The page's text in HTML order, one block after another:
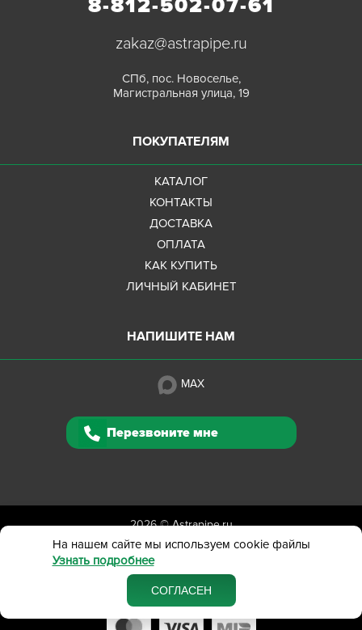
8-812-502-07-61
zakaz@astrapipe.ru
СПб, пос. Новоселье,
Магистральная улица, 19
ПОКУПАТЕЛЯМ
КАТАЛОГ
КОНТАКТЫ
ДОСТАВКА
ОПЛАТА
КАК КУПИТЬ
ЛИЧНЫЙ КАБИНЕТ
НАПИШИТЕ НАМ
MAX
Перезвоните мне
2026 ©Astrapipe.ru
Полная версия сайта
Политика конфиденциальности
Вся представленная на сайте информация приведена
в ознакомительных целях и не является публичной офертой
На нашем сайте мы используем cookie файлы
Узнать подробнее
СОГЛАСЕН